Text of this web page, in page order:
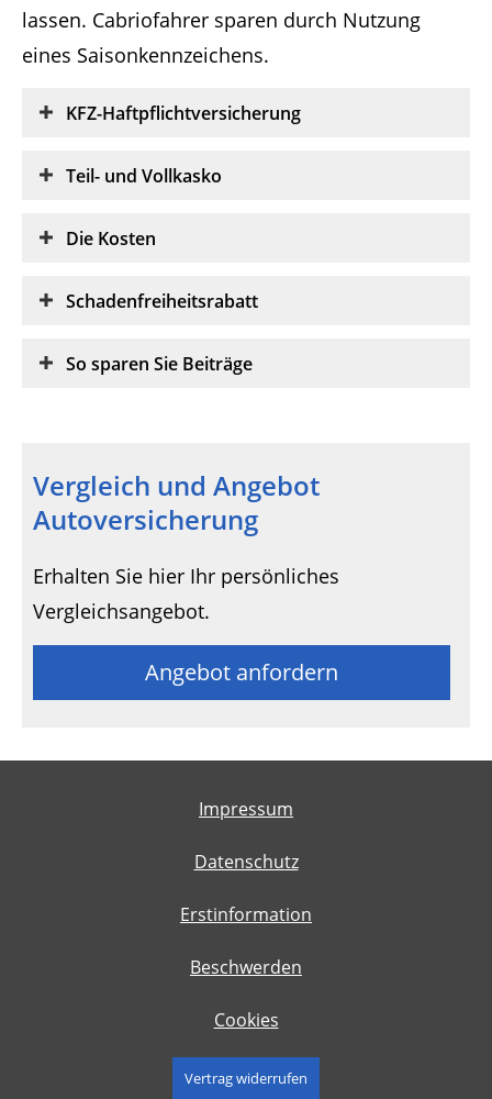
lassen. Cabriofahrer sparen durch Nutzung
eines Saisonkennzeichens.
KFZ-Haftpflichtversicherung
Teil- und Vollkasko
Die Kosten
Schadenfreiheitsrabatt
So sparen Sie Beiträge
Vergleich und Angebot
Autoversicherung
Erhalten Sie hier Ihr persönliches
Vergleichsangebot.
Angebot anfordern
Impressum
Datenschutz
Erstinformation
Beschwerden
Cookies
Vertrag widerrufen